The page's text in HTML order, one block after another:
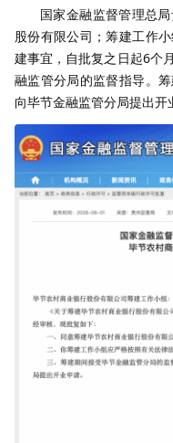
国家金融监督管理总
股份有限公司；筹建工作
建事宜，自批复之日起6个
融监管分局的监督指导。
向毕节金融监管分局提出开